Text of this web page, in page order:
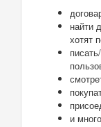
найти
хотят
и